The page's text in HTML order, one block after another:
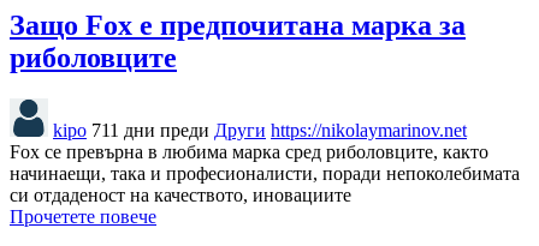
Защо Fox е предпочитана марка за
риболовците
kipo 711 дни преди Други https://nikolaymarinov.net
Fox се превърна в любима марка сред риболовците, както
начинаещи, така и професионалисти, поради непоколебимата
си отдаденост на качеството, иновациите
Прочетете повече